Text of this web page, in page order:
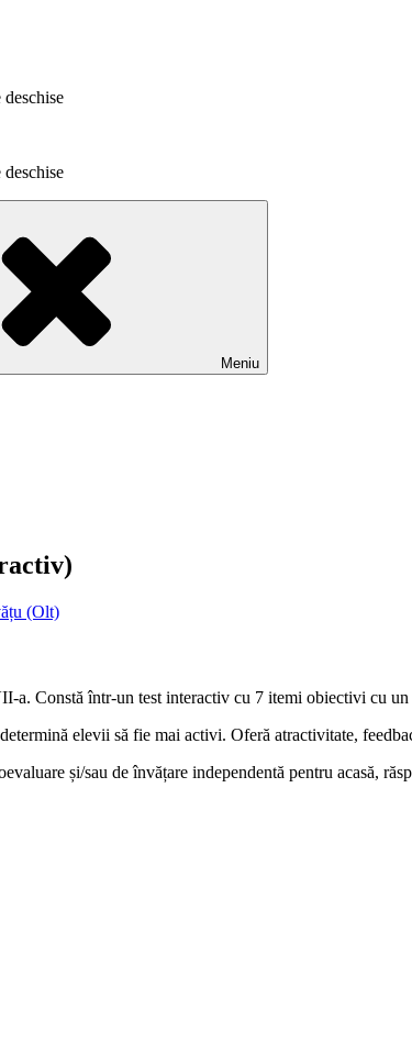
Meniu
(Olt)
a. Constă într-un test interactiv cu 7 itemi obiectivi cu
elevii să fie mai activi. Oferă atractivitate,
și/sau de învățare independentă pentru acasă,